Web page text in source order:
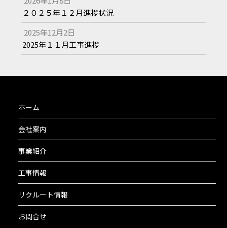
２０２５年１２月進捗状況
2025年12月2日
2025年１１月工事進捗
ホーム
会社案内
事業紹介
工事情報
リクルート情報
お問合せ